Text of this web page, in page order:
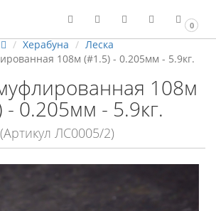
0
Херабуна
Леска
108м (#1.5) - 0.205мм - 5.9кг.
108м
- 0.205мм - 5.9кг.
(Артикул ЛС0005/2)